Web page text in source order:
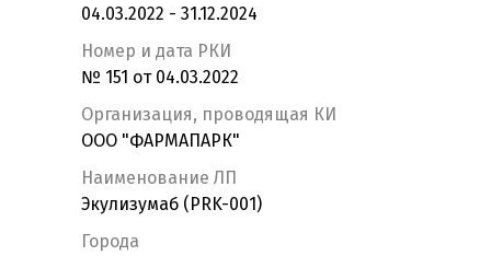
04.03.2022 - 31.12.2024
Номер и дата РКИ
№ 151 от 04.03.2022
Организация, проводящая КИ
OOO "ФАРМАПАРК"
Наименование ЛП
Экулизумаб (PRK-001)
Города